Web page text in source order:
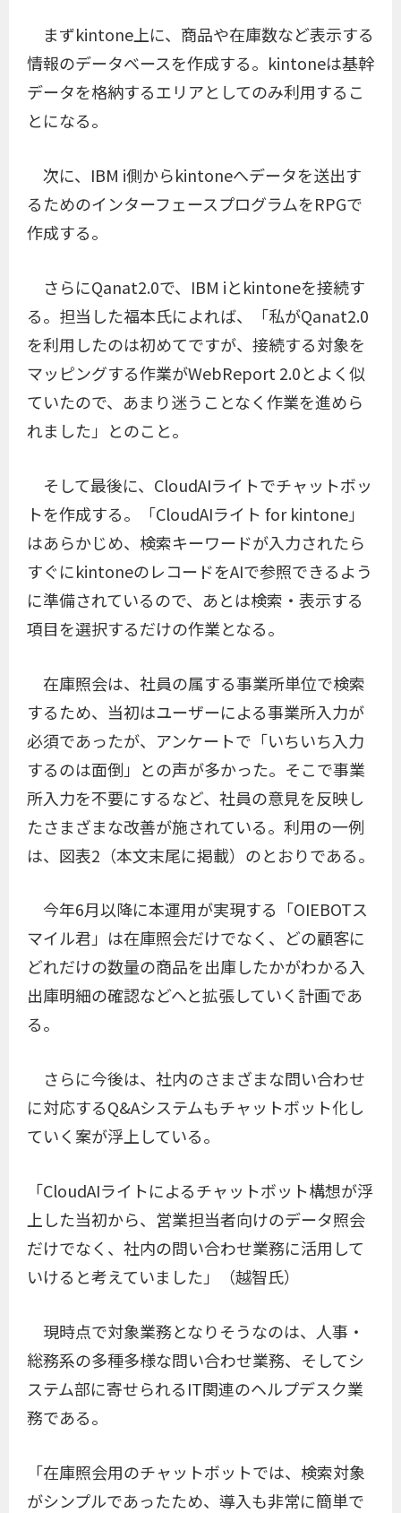
まずkintone上に、商品や在庫数など表示する
情報のデータベースを作成する。kintoneは基幹
データを格納するエリアとしてのみ利用するこ
とになる。
次に、IBM i側からkintoneへデータを送出す
るためのインターフェースプログラムをRPGで
作成する。
さらにQanat2.0で、IBM iとkintoneを接続す
る。担当した福本氏によれば、「私がQanat2.0
を利用したのは初めてですが、接続する対象を
マッピングする作業がWebReport 2.0とよく似
ていたので、あまり迷うことなく作業を進めら
れました」とのこと。
そして最後に、CloudAIライトでチャットボッ
トを作成する。「CloudAIライト for kintone」
はあらかじめ、検索キーワードが入力されたら
すぐにkintoneのレコードをAIで参照できるよう
に準備されているので、あとは検索・表示する
項目を選択するだけの作業となる。
在庫照会は、社員の属する事業所単位で検索
するため、当初はユーザーによる事業所入力が
必須であったが、アンケートで「いちいち入力
するのは面倒」との声が多かった。そこで事業
所入力を不要にするなど、社員の意見を反映し
たさまざまな改善が施されている。利用の一例
は、図表2（本文末尾に掲載）のとおりである。
今年6月以降に本運用が実現する「OIEBOTス
マイル君」は在庫照会だけでなく、どの顧客に
どれだけの数量の商品を出庫したかがわかる入
出庫明細の確認などへと拡張していく計画であ
る。
さらに今後は、社内のさまざまな問い合わせ
に対応するQ&Aシステムもチャットボット化し
ていく案が浮上している。
「CloudAIライトによるチャットボット構想が浮
上した当初から、営業担当者向けのデータ照会
だけでなく、社内の問い合わせ業務に活用して
いけると考えていました」（越智氏）
現時点で対象業務となりそうなのは、人事・
総務系の多種多様な問い合わせ業務、そしてシ
ステム部に寄せられるIT関連のヘルプデスク業
務である。
「在庫照会用のチャットボットでは、検索対象
がシンプルであったため、導入も非常に簡単で